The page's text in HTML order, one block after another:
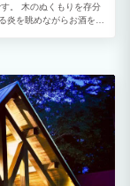
。 木のぬくもりを存分
炎を眺めながらお酒を1
集まりや学校サーク
す。